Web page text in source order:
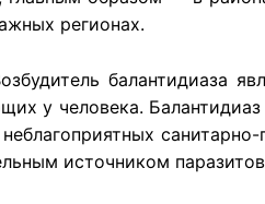
регионах.
балантидиаза
у человека.
источником